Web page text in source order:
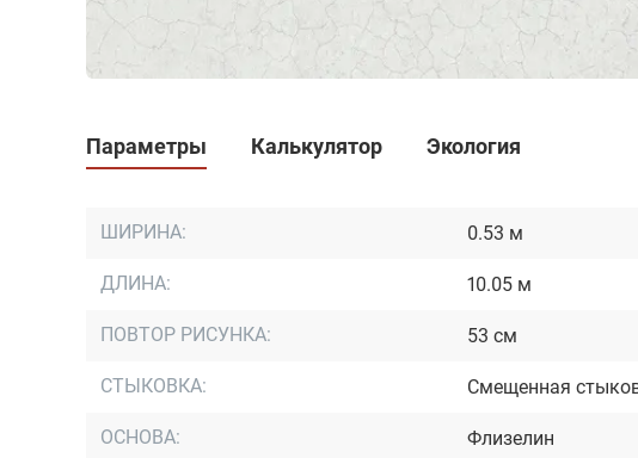
Параметры Калькулятор Экология
ШИРИНА: 0.53 м
ДЛИНА: 10.05 м
ПОВТОР РИСУНКА: 53 см
СТЫКОВКА: Cмещенная
ОСНОВА: Флизелин